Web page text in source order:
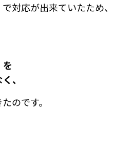
対応が出来ていたため、
、
のです。